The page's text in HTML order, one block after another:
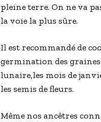
pleine terre. On ne va
la voie la plus sûre.
Il est recommandé de
germination des
lunaire,les mois de
les semis de fleurs.
Même nos ancêtres